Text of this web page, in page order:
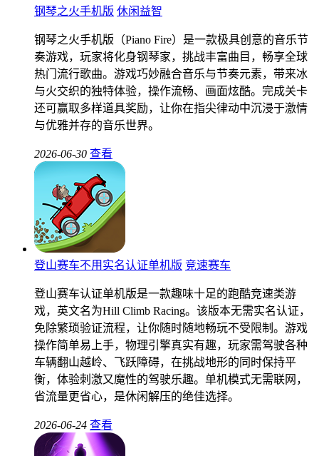
钢琴之火手机版 休闲益智
钢琴之火手机版（Piano Fire）是一款极具创意的音乐节
奏游戏，玩家将化身钢琴家，挑战丰富曲目，畅享全球
热门流行歌曲。游戏巧妙融合音乐与节奏元素，带来冰
与火交织的独特体验，操作流畅、画面炫酷。完成关卡
还可赢取多样道具奖励，让你在指尖律动中沉浸于激情
与优雅并存的音乐世界。
2026-06-30 查看
登山赛车不用实名认证单机版 竞速赛车
登山赛车认证单机版是一款趣味十足的跑酷竞速类游
戏，英文名为Hill Climb Racing。该版本无需实名认证，
免除繁琐验证流程，让你随时随地畅玩不受限制。游戏
操作简单易上手，物理引擎真实有趣，玩家需驾驶各种
车辆翻山越岭、飞跃障碍，在挑战地形的同时保持平
衡，体验刺激又魔性的驾驶乐趣。单机模式无需联网，
省流量更省心，是休闲解压的绝佳选择。
2026-06-24 查看